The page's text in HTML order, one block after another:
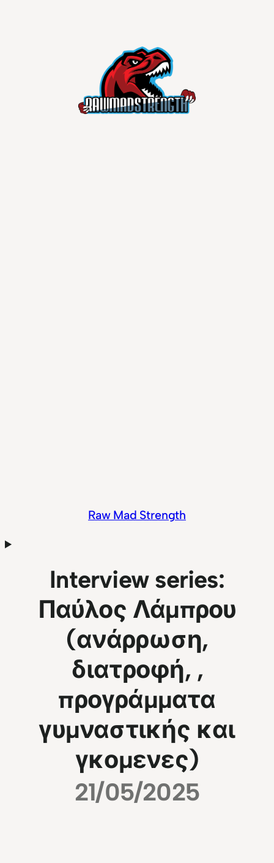
Raw Mad Strength
Interview series:
Παύλος Λάμπρου
(ανάρρωση,
διατροφή, ,
προγράμματα
γυμναστικής και
γκομενες)
21/05/2025